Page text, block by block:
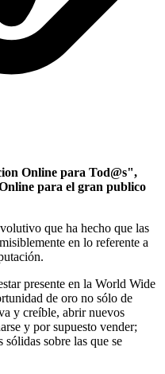
Online para Tod@s",
para el gran publico
que ha hecho que las
en lo referente a
presente en la World Wide
de oro no sólo de
y creíble, abrir nuevos
y por supuesto vender;
sólidas sobre las que se